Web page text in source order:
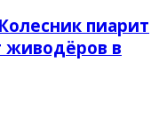
пиарит
живодёров в